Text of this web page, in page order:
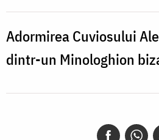
–
miniatură
dintr-
Minologhion
Adormirea Cuviosului
dintr-un Minologhion